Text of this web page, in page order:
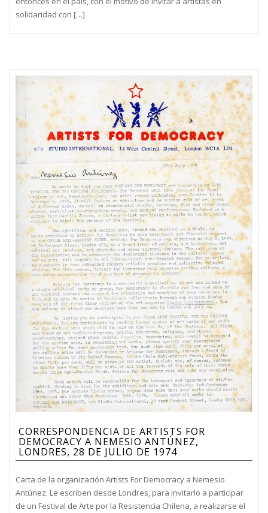
solidaridad con […]
CORRESPONDENCIA DE ARTISTS FOR
DEMOCRACY A NEMESIO ANTÚNEZ,
LONDRES, 28 DE JULIO DE 1974
Carta de la organización Artists For Democracy a Nemesio
Antúnez. Le escriben desde Londres, para invitarlo a participar
de un Festival de Arte por la Resistencia Chilena, a realizarse el